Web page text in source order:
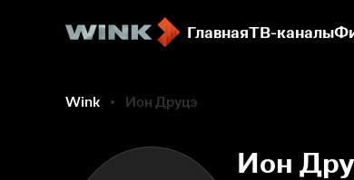
ГлавнаяТВ-каналы
Wink Ион Друцэ
Ион